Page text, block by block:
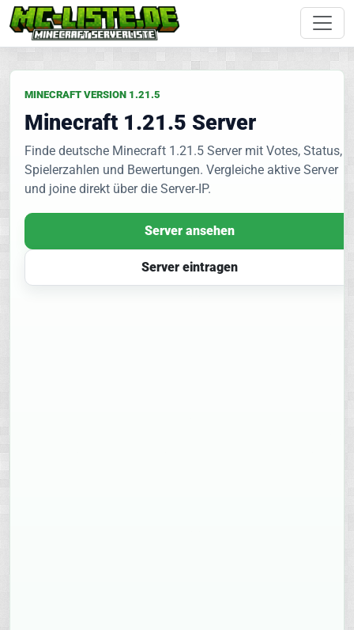
MINECRAFT VERSION 1.21.5
Minecraft 1.21.5 Server
Finde deutsche Minecraft 1.21.5 Server mit Votes, Status,
Spielerzahlen und Bewertungen. Vergleiche aktive Server
und joine direkt über die Server-IP.
Server ansehen
Server eintragen